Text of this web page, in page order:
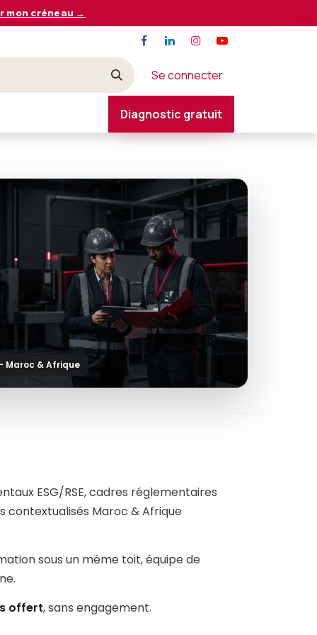
mon créneau →
Se connecter
Diagnostic gratuit
Maroc & Afrique
ESG/RSE, cadres réglementaires
contextualisés Maroc & Afrique
sous un même toit, équipe de
offert, sans engagement.